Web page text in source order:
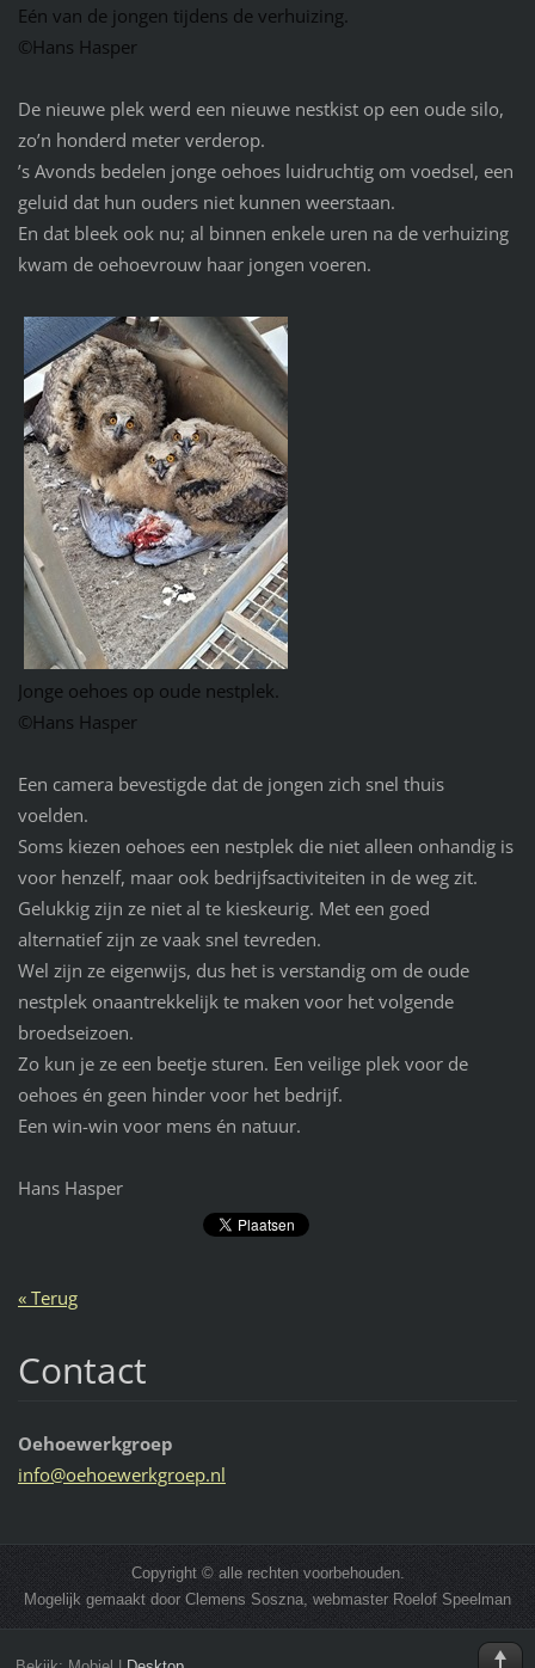
Eén van de jongen tijdens de verhuizing.
©Hans Hasper
De nieuwe plek werd een nieuwe nestkist op een oude silo,
zo’n honderd meter verderop.
’s Avonds bedelen jonge oehoes luidruchtig om voedsel, een
geluid dat hun ouders niet kunnen weerstaan.
En dat bleek ook nu; al binnen enkele uren na de verhuizing
kwam de oehoevrouw haar jongen voeren.
Jonge oehoes op oude nestplek.
©Hans Hasper
Een camera bevestigde dat de jongen zich snel thuis
voelden.
Soms kiezen oehoes een nestplek die niet alleen onhandig is
voor henzelf, maar ook bedrijfsactiviteiten in de weg zit.
Gelukkig zijn ze niet al te kieskeurig. Met een goed
alternatief zijn ze vaak snel tevreden.
Wel zijn ze eigenwijs, dus het is verstandig om de oude
nestplek onaantrekkelijk te maken voor het volgende
broedseizoen.
Zo kun je ze een beetje sturen. Een veilige plek voor de
oehoes én geen hinder voor het bedrijf.
Een win-win voor mens én natuur.
Hans Hasper
« Terug
Contact
Oehoewerkgroep
info@oehoewerkgroep.nl
Copyright © alle rechten voorbehouden.
Mogelijk gemaakt door Clemens Soszna, webmaster Roelof Speelman